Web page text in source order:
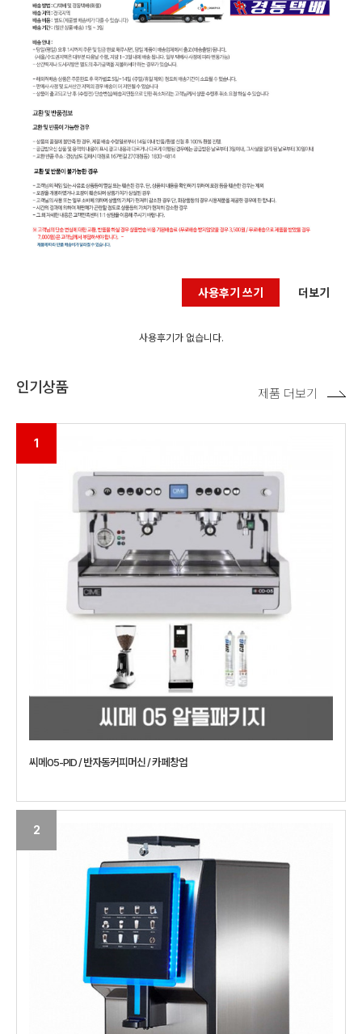
사용후기 쓰기 더보기
사용후기가 없습니다.
인기상품
1
씨메05-PID / 반자동커피머신 / 카페창업
2
제품 더보기